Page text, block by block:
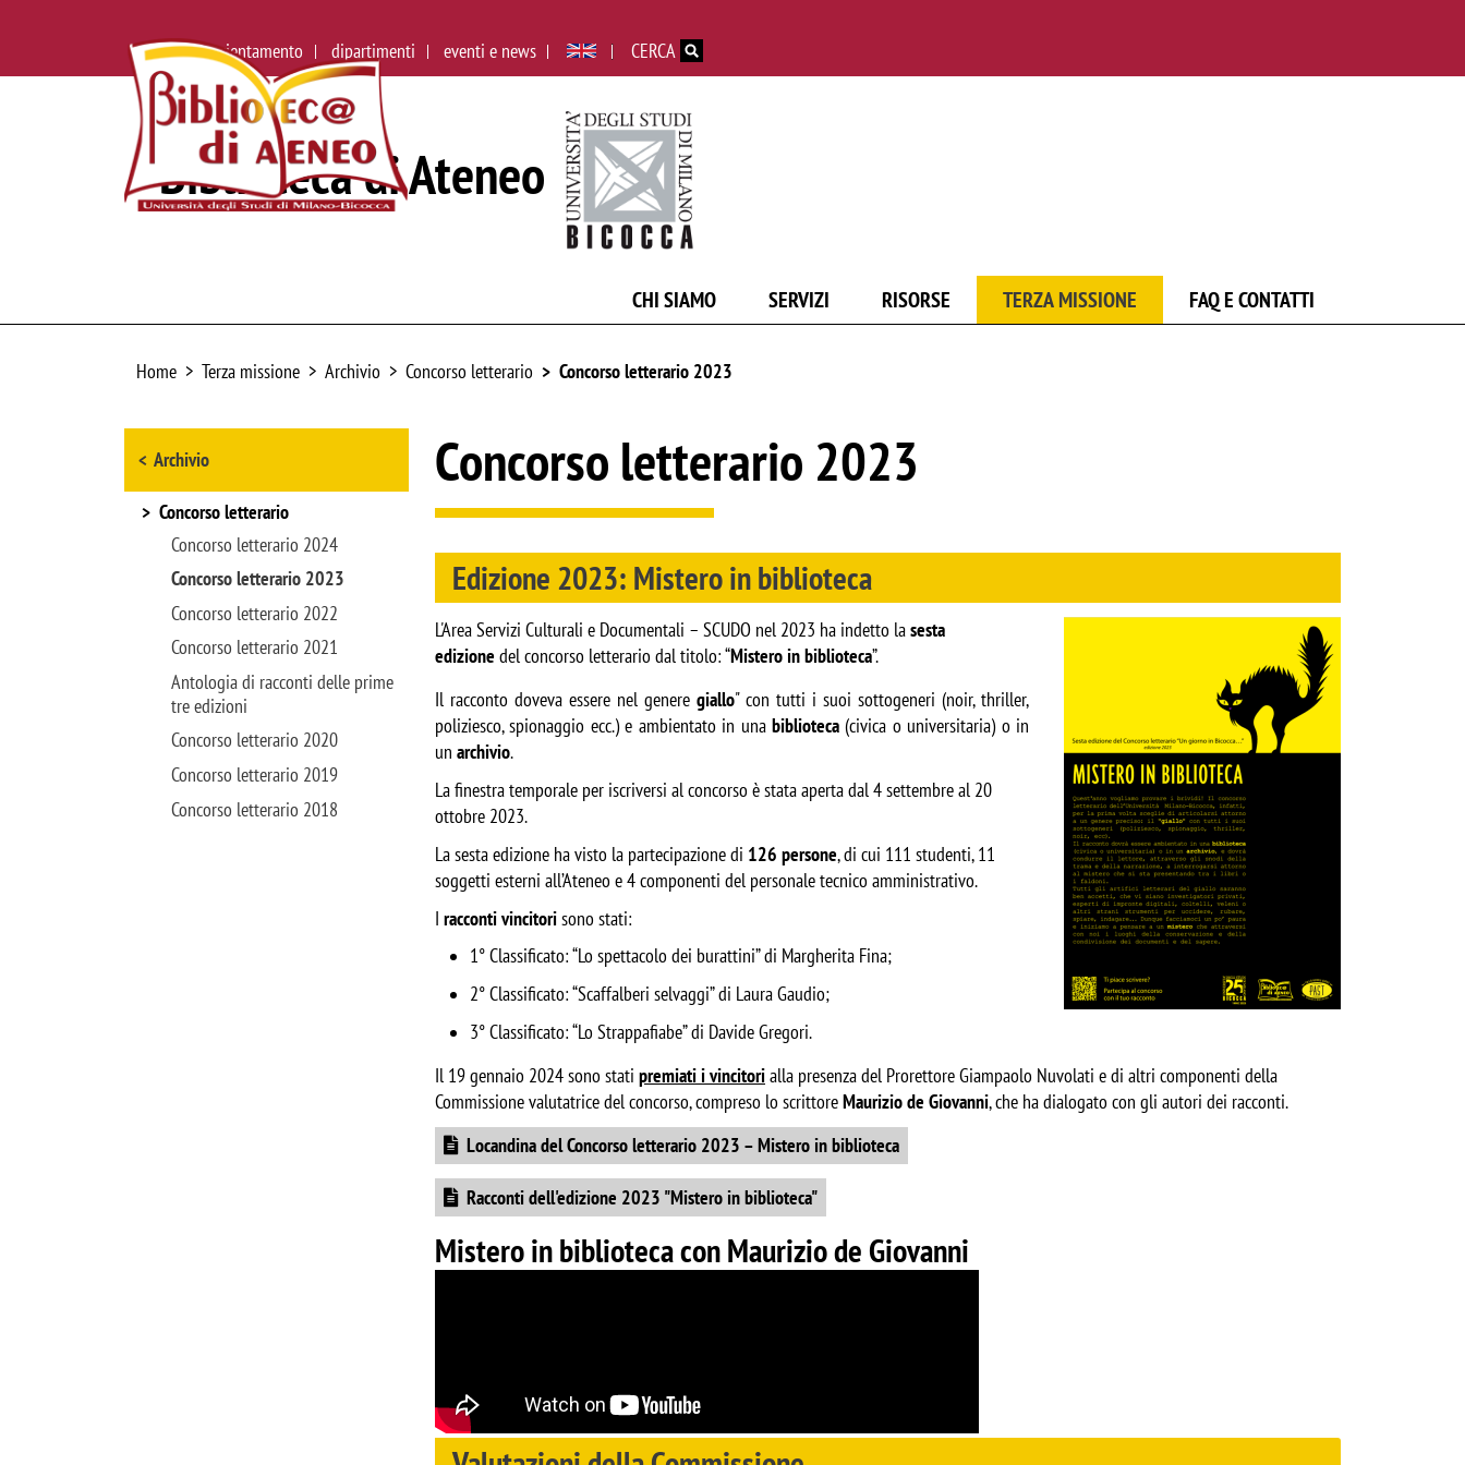
ateneo orientamento dipartimenti eventi e news CERCA
Biblioteca di Ateneo
CHI SIAMO SERVIZI RISORSE TERZA MISSIONE FAQ E CONTATTI
Home Terza missione Archivio Concorso letterario Concorso letterario 2023
Browse the section
Archivio
Concorso letterario
Concorso letterario 2024
Concorso letterario 2023
Concorso letterario 2022
Concorso letterario 2021
Antologia di racconti delle prime
tre edizioni
Concorso letterario 2020
Concorso letterario 2019
Concorso letterario 2018
Concorso letterario 2023
Edizione 2023: Mistero in biblioteca
Image
L'Area Servizi Culturali e Documentali – SCUDO nel 2023 ha indetto lasesta
edizione del concorso letterario dal titolo: “Mistero in biblioteca”.
Il racconto doveva essere nel genere giallo" con tutti i suoi sottogeneri (noir, thriller,
poliziesco, spionaggio ecc.) e ambientato in una biblioteca(civica o universitaria) o in
un archivio.
La finestra temporale per iscriversi al concorso è stata aperta dal 4 settembre al 20
ottobre 2023.
La sesta edizione ha visto la partecipazione di 126 persone, di cui 111 studenti, 11
soggetti esterni all’Ateneo e 4 componenti del personale tecnico amministrativo.
I racconti vincitorisono stati:
1° Classificato: “Lo spettacolo dei burattini” di Margherita Fina;
2° Classificato: “Scaffalberi selvaggi” di Laura Gaudio;
3° Classificato: “Lo Strappafiabe” di Davide Gregori.
Il 19 gennaio 2024 sono stati premiati i vincitorialla presenza del Prorettore Giampaolo Nuvolati e di altri componenti della
Commissione valutatrice del concorso, compreso lo scrittoreMaurizio de Giovanni, che ha dialogato con gli autori dei racconti.
Document
Locandina del Concorso letterario 2023 – Mistero in biblioteca
DocumentRacconti dell'edizione 2023 "Mistero in biblioteca"
Mistero in biblioteca con Maurizio de Giovanni